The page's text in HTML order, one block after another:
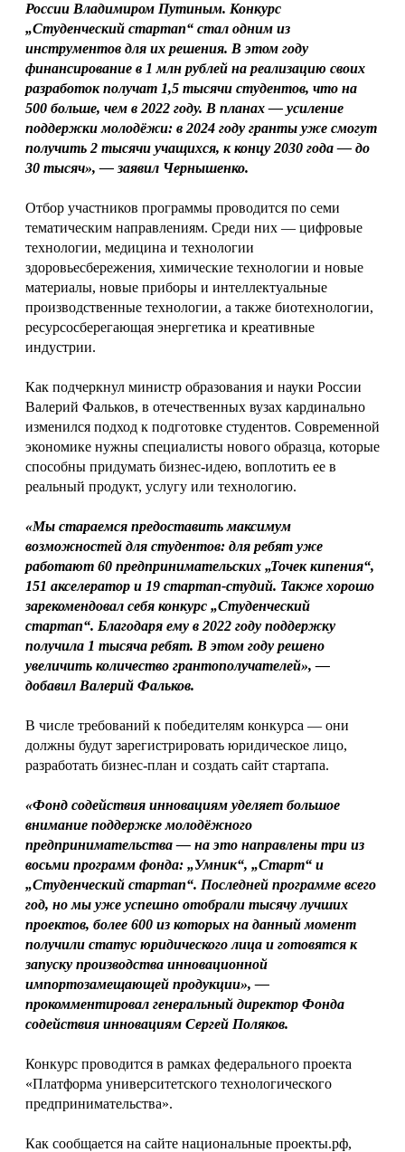
России Владимиром Путиным. Конкурс
„Студенческий стартап“ стал одним из
инструментов для их решения. В этом году
финансирование в 1 млн рублей на реализацию своих
разработок получат 1,5 тысячи студентов, что на
500 больше, чем в 2022 году. В планах — усиление
поддержки молодёжи: в 2024 году гранты уже смогут
получить 2 тысячи учащихся, к концу 2030 года — до
30 тысяч», — заявил Чернышенко.
Отбор участников программы проводится по семи
тематическим направлениям. Среди них — цифровые
технологии, медицина и технологии
здоровьесбережения, химические технологии и новые
материалы, новые приборы и интеллектуальные
производственные технологии, а также биотехнологии,
ресурсосберегающая энергетика и креативные
индустрии.
Как подчеркнул министр образования и науки России
Валерий Фальков, в отечественных вузах кардинально
изменился подход к подготовке студентов. Современной
экономике нужны специалисты нового образца, которые
способны придумать бизнес-идею, воплотить ее в
реальный продукт, услугу или технологию.
«Мы стараемся предоставить максимум
возможностей для студентов: для ребят уже
работают 60 предпринимательских „Точек кипения“,
151 акселератор и 19 стартап-студий. Также хорошо
зарекомендовал себя конкурс „Студенческий
стартап“. Благодаря ему в 2022 году поддержку
получила 1 тысяча ребят. В этом году решено
увеличить количество грантополучателей», —
добавил Валерий Фальков.
В числе требований к победителям конкурса — они
должны будут зарегистрировать юридическое лицо,
разработать бизнес-план и создать сайт стартапа.
«Фонд содействия инновациям уделяет большое
внимание поддержке молодёжного
предпринимательства — на это направлены три из
восьми программ фонда: „Умник“, „Старт“ и
„Студенческий стартап“. Последней программе всего
год, но мы уже успешно отобрали тысячу лучших
проектов, более 600 из которых на данный момент
получили статус юридического лица и готовятся к
запуску производства инновационной
импортозамещающей продукции», —
прокомментировал генеральный директор Фонда
содействия инновациям Сергей Поляков.
Конкурс проводится в рамках федерального проекта
«Платформа университетского технологического
предпринимательства».
Как сообщается на сайте национальные проекты.рф,